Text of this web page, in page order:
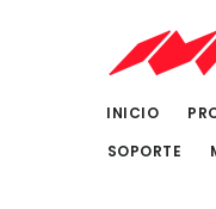
INICIO
SOPORTE